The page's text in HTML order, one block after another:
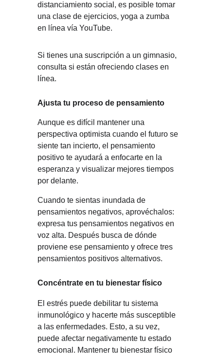
distanciamiento social, es posible tomar
una clase de ejercicios, yoga a zumba
en línea vía YouTube.
Si tienes una suscripción a un gimnasio,
consulta si están ofreciendo clases en
línea.
Ajusta tu proceso de pensamiento
Aunque es difícil mantener una
perspectiva optimista cuando el futuro se
siente tan incierto, el pensamiento
positivo te ayudará a enfocarte en la
esperanza y visualizar mejores tiempos
por delante.
Cuando te sientas inundada de
pensamientos negativos, aprovéchalos:
expresa tus pensamientos negativos en
voz alta. Después busca de dónde
proviene ese pensamiento y ofrece tres
pensamientos positivos alternativos.
Concéntrate en tu bienestar físico
El estrés puede debilitar tu sistema
inmunológico y hacerte más susceptible
a las enfermedades. Esto, a su vez,
puede afectar negativamente tu estado
emocional. Mantener tu bienestar físico